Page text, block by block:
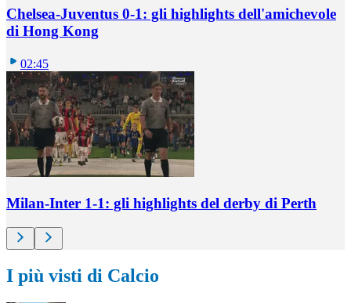
Chelsea-Juventus 0-1: gli highlights dell'amichevole
di Hong Kong
02:45
Milan-Inter 1-1: gli highlights del derby di Perth
I più visti di Calcio